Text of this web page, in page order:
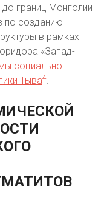
границ Монголии
по созданию
в рамках
«Запад-
социально-
Тыва4.